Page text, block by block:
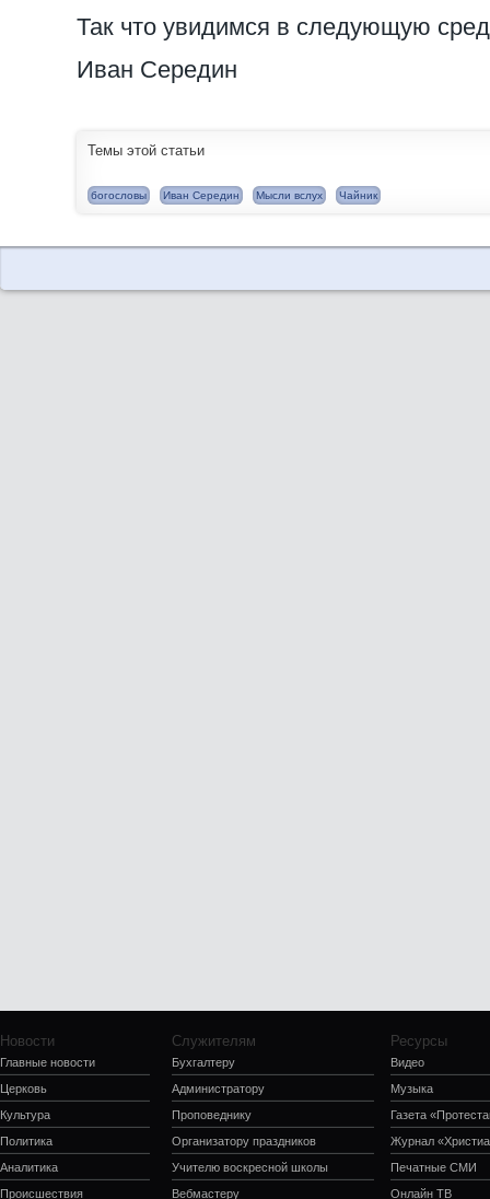
Так что увидимся в следующую
Иван Середин
Темы этой статьи
богословы Иван Середин Мысли вслух Чайник
Новости
Главные новости
Церковь
Культура
Политика
Аналитика
Происшествия
Служителям
Бухгалтеру
Администратору
Проповеднику
Организатору праздников
Учителю воскресной школы
Вебмастеру
Ресурсы
Видео
Музыка
Газета
Журнал
Печатные СМИ
Онлайн ТВ